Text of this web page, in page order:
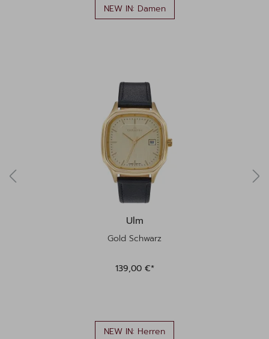
NEW IN: Damen
Ulm
Gold Schwarz
139,00 €*
NEW IN: Herren